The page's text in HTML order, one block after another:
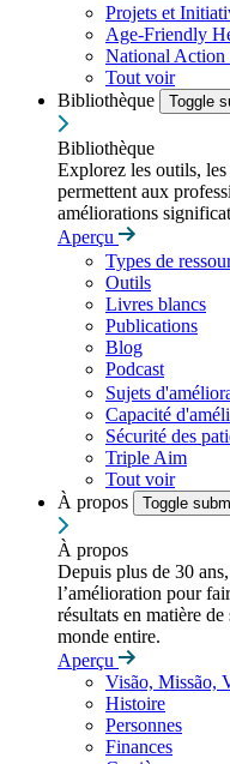
Projets et
Age-Friendly
National Action
Tout voir
Bibliothèque
Toggle
Bibliothèque
Explorez les outils, les
permettent aux
améliorations
Aperçu
Types de
Outils
Livres blancs
Publications
Blog
Podcast
Sujets
Capacité
Sécurité des
Triple Aim
Tout voir
À propos
Toggle
À propos
Depuis plus de 30
l’amélioration pour
résultats en matière de
monde entire.
Aperçu
Visão, Missão,
Histoire
Personnes
Finances